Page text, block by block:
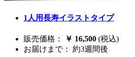
1人用長寿イラストタイプ
販売価格： ￥ 16,500 (税込)
お届けまで： 約3週間後